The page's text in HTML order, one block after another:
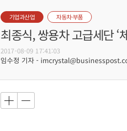
기업과산업 자동차·부품
최종식, 쌍용차 고급세단 ‘
2017-08-09 17:41:03
임수정 기자 -